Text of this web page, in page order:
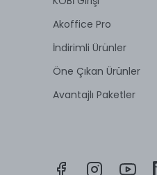
Akoffice Pro
İndirimli Ürünler
Öne Çıkan Ürünler
Avantajlı Paketler